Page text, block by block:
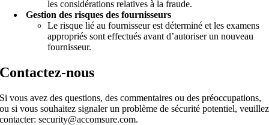
les considérations relatives à la fraude.
Gestion des risques des fournisseurs
Le risque lié au fournisseur est déterminé et les examens
appropriés sont effectués avant d’autoriser un nouveau
fournisseur.
Contactez-nous
Si vous avez des questions, des commentaires ou des préoccupations,
ou si vous souhaitez signaler un problème de sécurité potentiel, veuillez
contacter: security@accomsure.com.